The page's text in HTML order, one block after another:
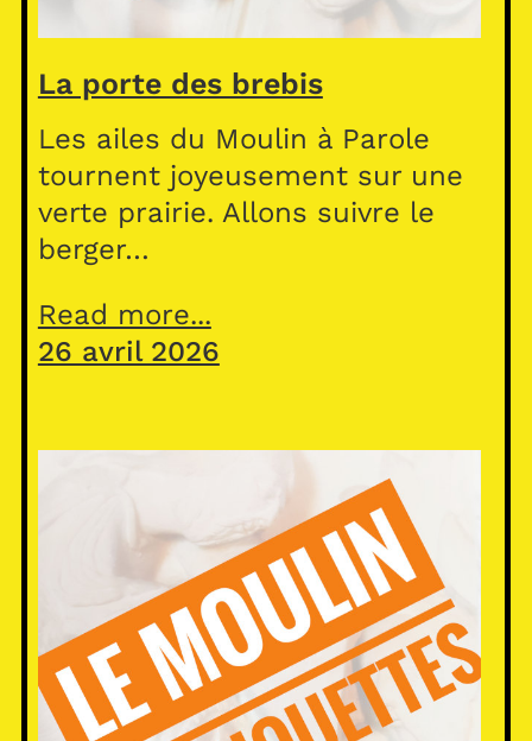
La porte des brebis
Les ailes du Moulin à Parole
tournent joyeusement sur une
verte prairie. Allons suivre le
berger…
Read more...
26 avril 2026